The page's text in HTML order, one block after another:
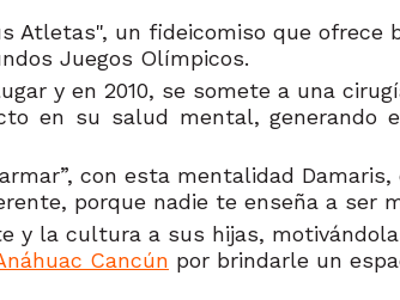
Atletas", un fideicomiso que ofrece
Juegos Olímpicos.
y en 2010, se somete a una
en su salud mental, generando
con esta mentalidad
porque nadie te enseña a ser
y la cultura a sus hijas,
Cancún por brindarle un